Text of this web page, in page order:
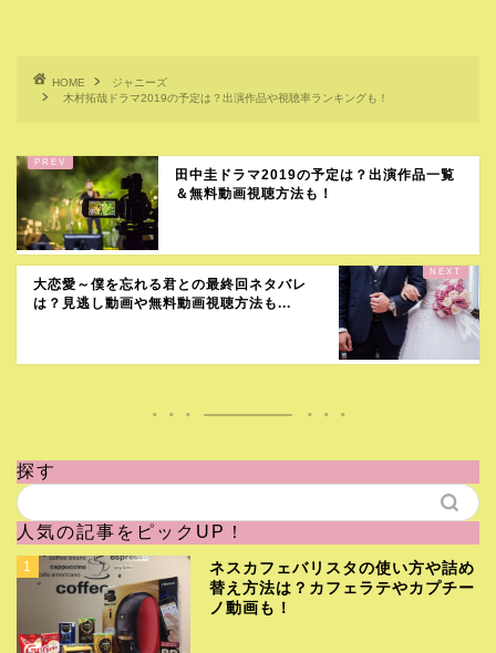
HOME
ジャニーズ
木村拓哉ドラマ2019の予定は？出演作品や視聴率ランキングも！
田中圭ドラマ2019の予定は？出演作品一覧
＆無料動画視聴方法も！
大恋愛～僕を忘れる君との最終回ネタバレ
は？見逃し動画や無料動画視聴方法も...
探す
人気の記事をピックUP！
1
ネスカフェバリスタの使い方や詰め
替え方法は？カフェラテやカプチー
ノ動画も！